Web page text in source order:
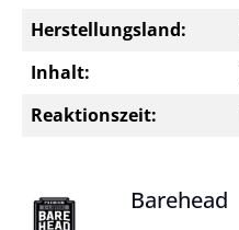
Herstellungsland:
Inhalt:
Reaktionszeit:
Barehead